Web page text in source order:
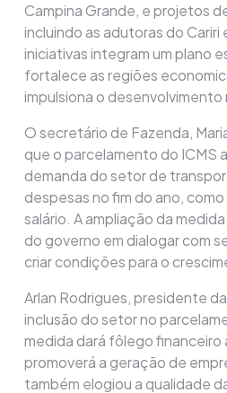
Campina Grande, e projetos
incluindo as adutoras do Cariri
iniciativas integram um plano
fortalece as regiões
impulsiona o desenvolvimento
O secretário de Fazenda,
que o parcelamento do ICMS
demanda do setor de
despesas no fim do ano,
salário. A ampliação da
do governo em dialogar com
criar condições para o
Arlan Rodrigues, presidente
inclusão do setor no
medida dará fôlego financeiro
promoverá a geração de
também elogiou a qualidade